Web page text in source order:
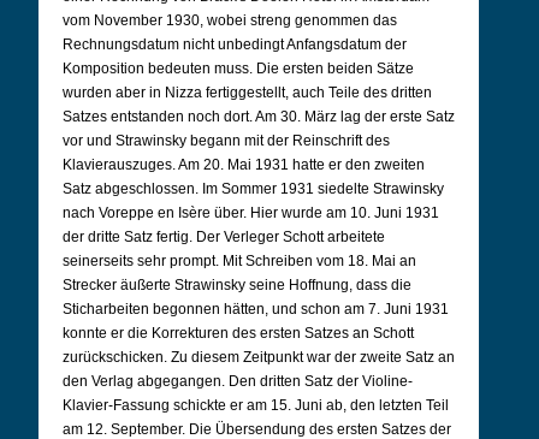
vom November 1930, wobei streng genommen das
Rechnungsdatum nicht unbedingt Anfangsdatum der
Komposition bedeuten muss. Die ersten beiden Sätze
wurden aber in Nizza fertiggestellt, auch Teile des dritten
Satzes entstanden noch dort. Am 30. März lag der erste Satz
vor und Strawinsky begann mit der Reinschrift des
Klavierauszuges. Am 20. Mai 1931 hatte er den zweiten
Satz abgeschlossen. Im Sommer 1931 siedelte Strawinsky
nach Voreppe en Isère über. Hier wurde am 10. Juni 1931
der dritte Satz fertig. Der Verleger Schott arbeitete
seinerseits sehr prompt. Mit Schreiben vom 18. Mai an
Strecker äußerte Strawinsky seine Hoffnung, dass die
Sticharbeiten begonnen hätten, und schon am 7. Juni 1931
konnte er die Korrekturen des ersten Satzes an Schott
zurückschicken. Zu diesem Zeitpunkt war der zweite Satz an
den Verlag abgegangen. Den dritten Satz der Violine-
Klavier-Fassung schickte er am 15. Juni ab, den letzten Teil
am 12. September. Die Übersendung des ersten Satzes der